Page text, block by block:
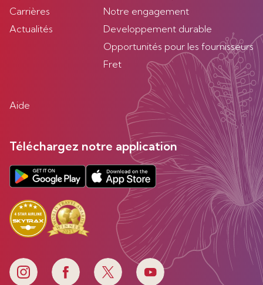
Carrières
Actualités
Notre engagement
Developpement durable
Opportunités pour les fournisseurs
Fret
Aide
Téléchargez notre application